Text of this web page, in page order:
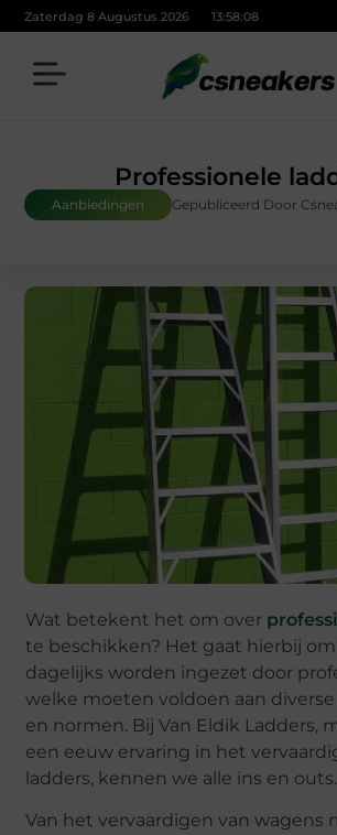
Zaterdag 8 Augustus 2026 13:58:09
Professionele
Aanbiedingen Gepubliceerd Door
Wat betekent het om over
te beschikken? Het gaat hierbij
dagelijks worden ingezet door
welke moeten voldoen aan
en normen. Bij Van Eldik Ladders,
een eeuw ervaring in het
ladders, kennen we alle ins en outs.
Van het vervaardigen van wagens